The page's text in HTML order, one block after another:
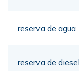
reserva de agua
reserva de diesel